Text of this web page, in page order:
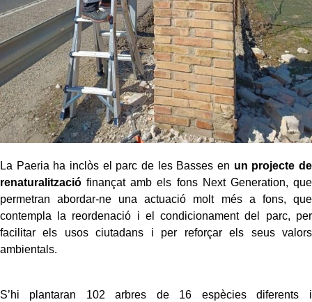
La Paeria ha inclòs el parc de les Basses en un projecte de
renaturalització finançat amb els fons Next Generation, que
permetran abordar-ne una actuació molt més a fons, que
contempla la reordenació i el condicionament del parc, per
facilitar els usos ciutadans i per reforçar els seus valors
ambientals.
S’hi plantaran 102 arbres de 16 espècies diferents i